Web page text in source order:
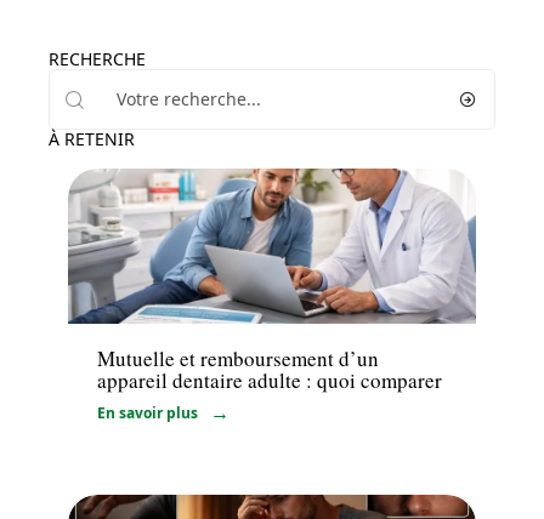
RECHERCHE
À RETENIR
Santé
Mutuelle et remboursement d’un
appareil dentaire adulte : quoi comparer
En savoir plus